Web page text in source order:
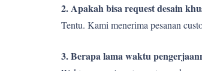
2. Apakah bisa request desain
Tentu. Kami menerima pesanan
3. Berapa lama waktu